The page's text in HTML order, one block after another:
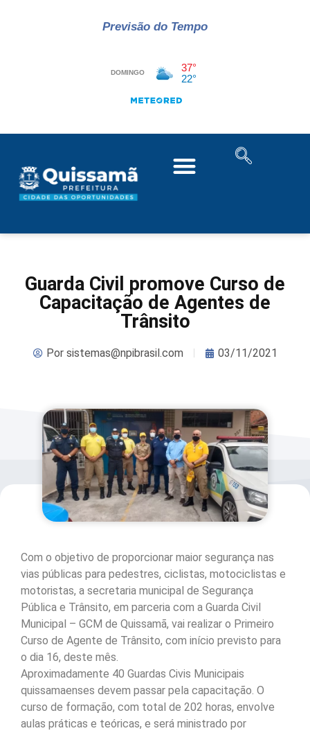
Previsão do Tempo
Guarda Civil promove Curso de
Capacitação de Agentes de
Trânsito
Porsistemas@npibrasil.com 03/11/2021
Com o objetivo de proporcionar maior segurança nas
vias públicas para pedestres, ciclistas, motociclistas e
motoristas, a secretaria municipal de Segurança
Pública e Trânsito, em parceria com a Guarda Civil
Municipal – GCM de Quissamã, vai realizar o Primeiro
Curso de Agente de Trânsito, com início previsto para
o dia 16, deste mês.
Aproximadamente 40 Guardas Civis Municipais
quissamaenses devem passar pela capacitação. O
curso de formação, com total de 202 horas, envolve
aulas práticas e teóricas, e será ministrado por